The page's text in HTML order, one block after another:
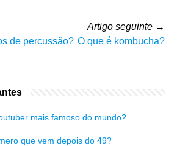
de percussão?
Artigo seguinte →
O que é kombucha?
mais famoso do mundo?
que vem depois do 49?